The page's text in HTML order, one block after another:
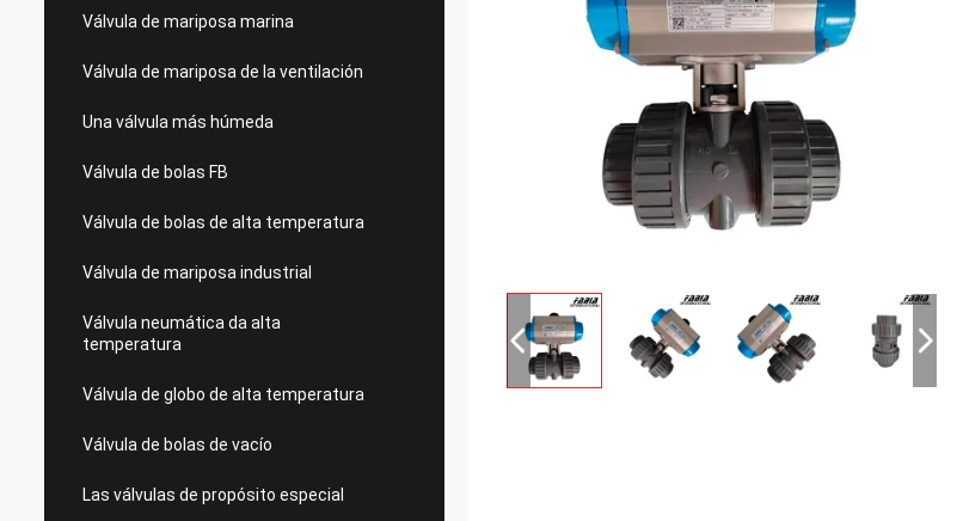
Válvula de mariposa marina
Válvula de mariposa de la ventilación
Una válvula más húmeda
Válvula de bolas FB
Válvula de bolas de alta temperatura
Válvula de mariposa industrial
Válvula neumática da alta
temperatura
Válvula de globo de alta temperatura
Válvula de bolas de vacío
Las válvulas de propósito especial